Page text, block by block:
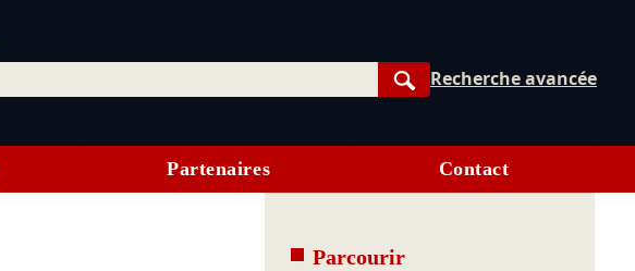
Rechercher
Recherche avancée
Partenaires Contact
Parcourir